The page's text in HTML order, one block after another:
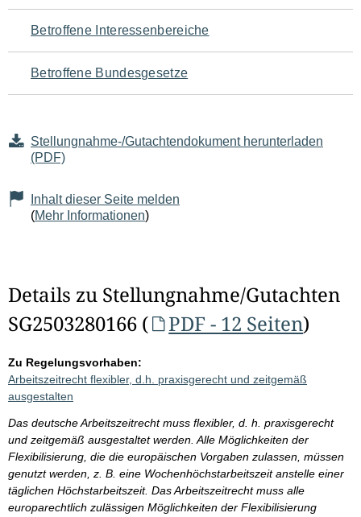
für
den
Seiteninhalt
Betroffene Interessenbereiche
Betroffene Bundesgesetze
Stellungnahme-/Gutachtendokument herunterladen
(PDF)
Inhalt dieser Seite melden
(Mehr Informationen)
Details zu Stellungnahme/Gutachten
SG2503280166 (
PDF - 12 Seiten)
Zu Regelungsvorhaben:
Arbeitszeitrecht flexibler, d.h. praxisgerecht und zeitgemäß
ausgestalten
Das deutsche Arbeitszeitrecht muss flexibler, d. h. praxisgerecht
und zeitgemäß ausgestaltet werden. Alle Möglichkeiten der
Flexibilisierung, die die europäischen Vorgaben zulassen, müssen
genutzt werden, z. B. eine Wochenhöchstarbeitszeit anstelle einer
täglichen Höchstarbeitszeit. Das Arbeitszeitrecht muss alle
europarechtlich zulässigen Möglichkeiten der Flexibilisierung